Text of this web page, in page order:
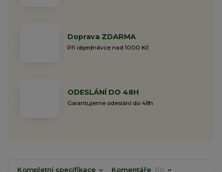
Doprava ZDARMA
Při objednávce nad 1000 Kč
ODESLÁNÍ DO 48H
Garantujeme odeslání do 48h
Kompletní specifikace Komentáře 0